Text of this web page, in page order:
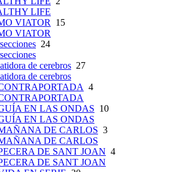
LIFE
VIATOR
15
VIATOR
24
de cerebros 27
de cerebros
4
EN LAS ONDAS 10
EN LAS ONDAS
DE CARLOS 3
DE CARLOS
DE SANT JOAN 4
DE SANT JOAN